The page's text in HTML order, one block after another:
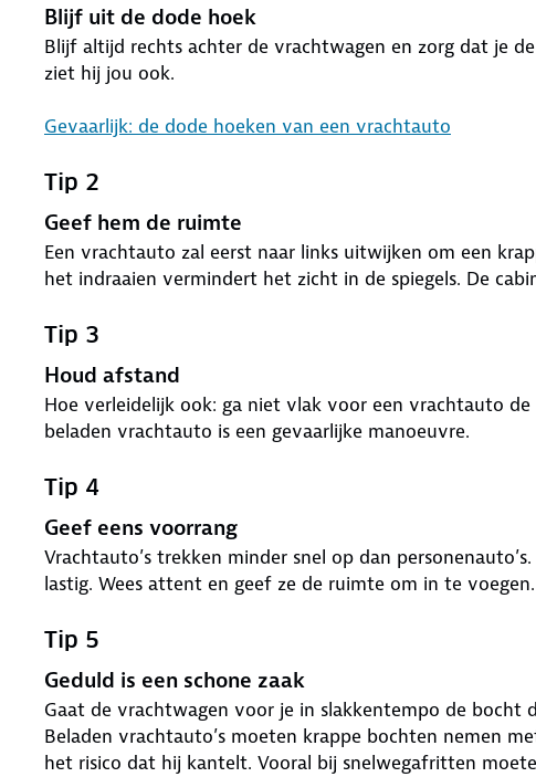
Blijf uit de dode hoek
Blijf altijd rechts achter de vrachtwagen en zorg dat je
ziet hij jou ook.
Gevaarlijk: de dode hoeken van een vrachtauto
Tip 2
Geef hem de ruimte
Een vrachtauto zal eerst naar links uitwijken om een
het indraaien vermindert het zicht in de spiegels. De
Tip 3
Houd afstand
Hoe verleidelijk ook: ga niet vlak voor een vrachtauto
beladen vrachtauto is een gevaarlijke manoeuvre.
Tip 4
Geef eens voorrang
Vrachtauto’s trekken minder snel op dan
lastig. Wees attent en geef ze de ruimte om in te voegen.
Tip 5
Geduld is een schone zaak
Gaat de vrachtwagen voor je in slakkentempo de
Beladen vrachtauto’s moeten krappe bochten nemen
het risico dat hij kantelt. Vooral bij snelwegafritten